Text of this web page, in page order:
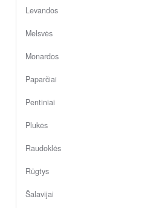
Levandos
Melsvės
Monardos
Paparčiai
Pentiniai
Plukės
Raudoklės
Rūgtys
Šalavijai